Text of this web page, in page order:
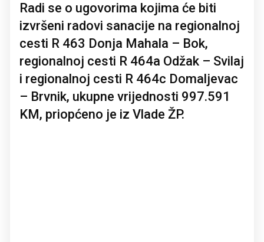
Radi se o ugovorima kojima će biti
izvršeni radovi sanacije na regionalnoj
cesti R 463 Donja Mahala – Bok,
regionalnoj cesti R 464a Odžak – Svilaj
i regionalnoj cesti R 464c Domaljevac
– Brvnik, ukupne vrijednosti 997.591
KM, priopćeno je iz Vlade ŽP.